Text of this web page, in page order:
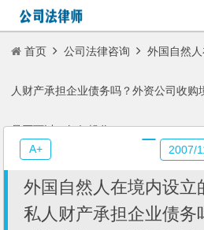
首页 公司法律咨询 外国自然
人财产承担企业债务吗？外资公司收购
是否可以？如何操作？
外国自然人在境内设立
私人财产承担企业债务
2007/
A+